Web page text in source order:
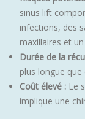
sinus lift
infections, des
maxillaires et
Durée de la
plus longue que
Coût élevé : Le
implique une